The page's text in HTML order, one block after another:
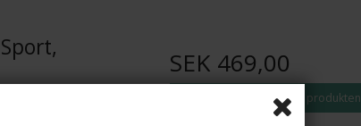
SEK 469,00
Visa produkten